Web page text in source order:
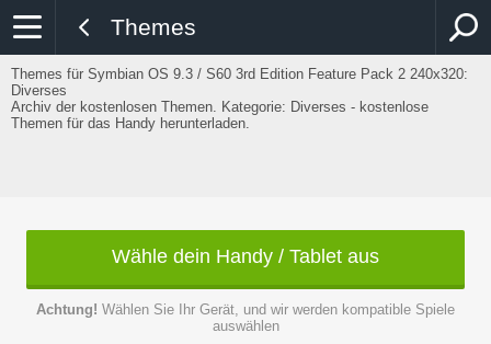
Themes
Themes für Symbian OS 9.3 / S60 3rd Edition Feature Pack 2 240x320:
Diverses
Archiv der kostenlosen Themen. Kategorie: Diverses - kostenlose
Themen für das Handy herunterladen.
Wähle dein Handy / Tablet aus
Achtung! Wählen Sie Ihr Gerät, und wir werden kompatible Spiele
auswählen